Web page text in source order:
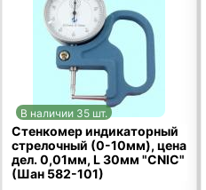
В наличии 35 шт.
Стенкомер индикаторный
стрелочный (0-10мм), цена
дел. 0,01мм, L 30мм "CNIC"
(Шан 582-101)